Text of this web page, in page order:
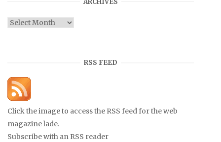
Archives
RSS FEED
Click the image to access the RSS feed for the web
magazine lade.
Subscribe with an RSS reader